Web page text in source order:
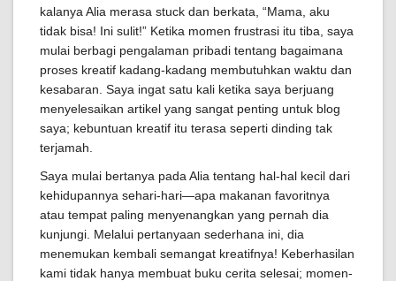
kalanya Alia merasa stuck dan berkata, “Mama, aku
tidak bisa! Ini sulit!” Ketika momen frustrasi itu tiba, saya
mulai berbagi pengalaman pribadi tentang bagaimana
proses kreatif kadang-kadang membutuhkan waktu dan
kesabaran. Saya ingat satu kali ketika saya berjuang
menyelesaikan artikel yang sangat penting untuk blog
saya; kebuntuan kreatif itu terasa seperti dinding tak
terjamah.
Saya mulai bertanya pada Alia tentang hal-hal kecil dari
kehidupannya sehari-hari—apa makanan favoritnya
atau tempat paling menyenangkan yang pernah dia
kunjungi. Melalui pertanyaan sederhana ini, dia
menemukan kembali semangat kreatifnya! Keberhasilan
kami tidak hanya membuat buku cerita selesai; momen-